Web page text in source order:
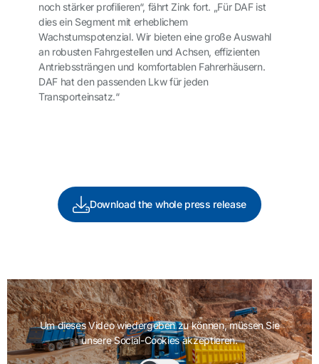
noch stärker profilieren“, fährt Zink fort. „Für DAF ist
dies ein Segment mit erheblichem
Wachstumspotenzial. Wir bieten eine große Auswahl
an robusten Fahrgestellen und Achsen, effizienten
Antriebssträngen und komfortablen Fahrerhäusern.
DAF hat den passenden Lkw für jeden
Transporteinsatz.“
Download the whole press release
Um dieses Video wiedergeben zu können, müssen Sie
unsere Social-Cookies akzeptieren.